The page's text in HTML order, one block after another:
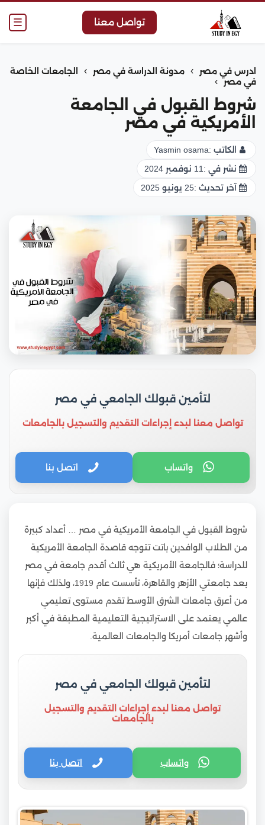
☰ تواصل معنا
ادرس في مصر › مدونة الدراسة في مصر ›
الجامعات الخاصة
في مصر
›
شروط القبول في الجامعة
الأمريكية في مصر
الكاتب :Yasmin osama
نشر في : 11 نوفمبر 2024
آخر تحديث :25 يونيو 2025
لتأمين قبولك الجامعي في مصر
تواصل معنا لبدء إجراءات التقديم والتسجيل بالجامعات
واتساب اتصل بنا
شروط القبول في الجامعة الأمريكية في مصر … أعداد كبيرة
من الطلاب الوافدين باتت تتوجه قاصدة الجامعة الأمريكية
للدراسة؛ فالجامعة الأمريكية هي ثالث أقدم جامعة في مصر
بعد جامعتي الأزهر والقاهرة، تأسست عام 1919، ولذلك فإنها
من أعرق جامعات الشرق الأوسط تقدم مستوى تعليمي
عالمي يعتمد على الاستراتيجية التعليمية المطبقة في أكبر
وأشهر جامعات أمريكا والجامعات العالمية.
لتأمين قبولك الجامعي في مصر
تواصل معنا لبدء إجراءات التقديم والتسجيل
بالجامعات
واتساب اتصل بنا